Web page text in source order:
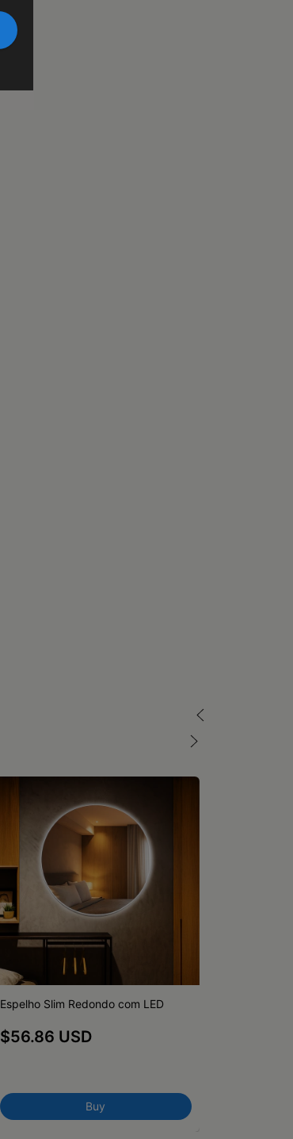
Espelho Slim Redondo com LED
$56.86 USD
Buy